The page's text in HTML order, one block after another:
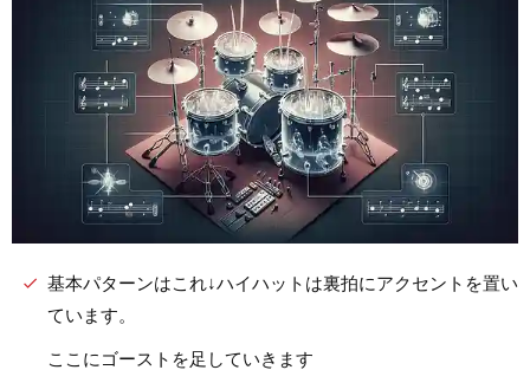
基本パターンはこれ↓ハイハットは裏拍にアクセントを置い
ています。
ここにゴーストを足していきます